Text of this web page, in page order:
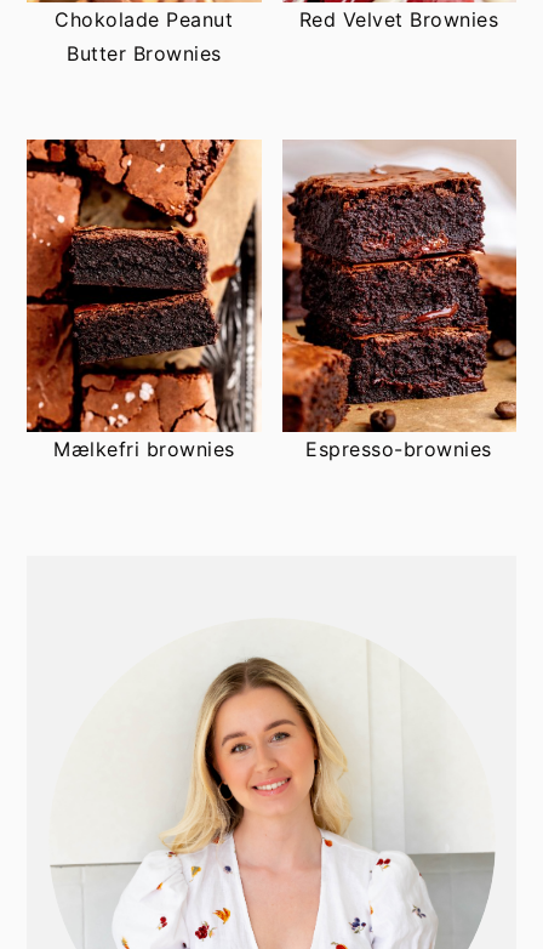
Chokolade Peanut
Butter Brownies
Red Velvet Brownies
Mælkefri brownies Espresso-brownies